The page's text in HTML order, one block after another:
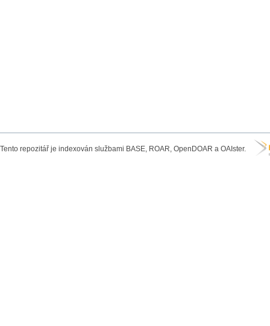
Tento repozitář je indexován službami BASE, ROAR, OpenDOAR a OAIster.